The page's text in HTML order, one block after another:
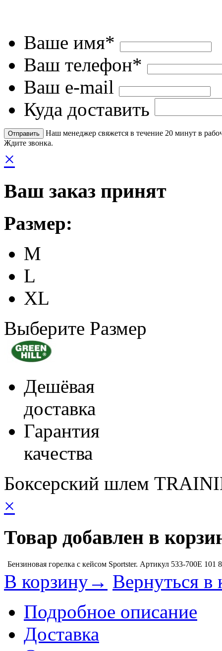
Ваше имя*
Ваш телефон*
Ваш e-mail
Куда доставить
Наш менеджер свяжется в течение 20 минут в
Ждите звонка.
×
Ваш заказ принят
Размер:
M
L
XL
Выберите Размер
Дешёвая
доставка
Гарантия
качества
Боксерский шлем
×
Товар добавлен в
Бензиновая горелка с кейсом Sportster. Артикул 533-700E 101
В корзину→ Вернуться в
Подробное описание
Доставка